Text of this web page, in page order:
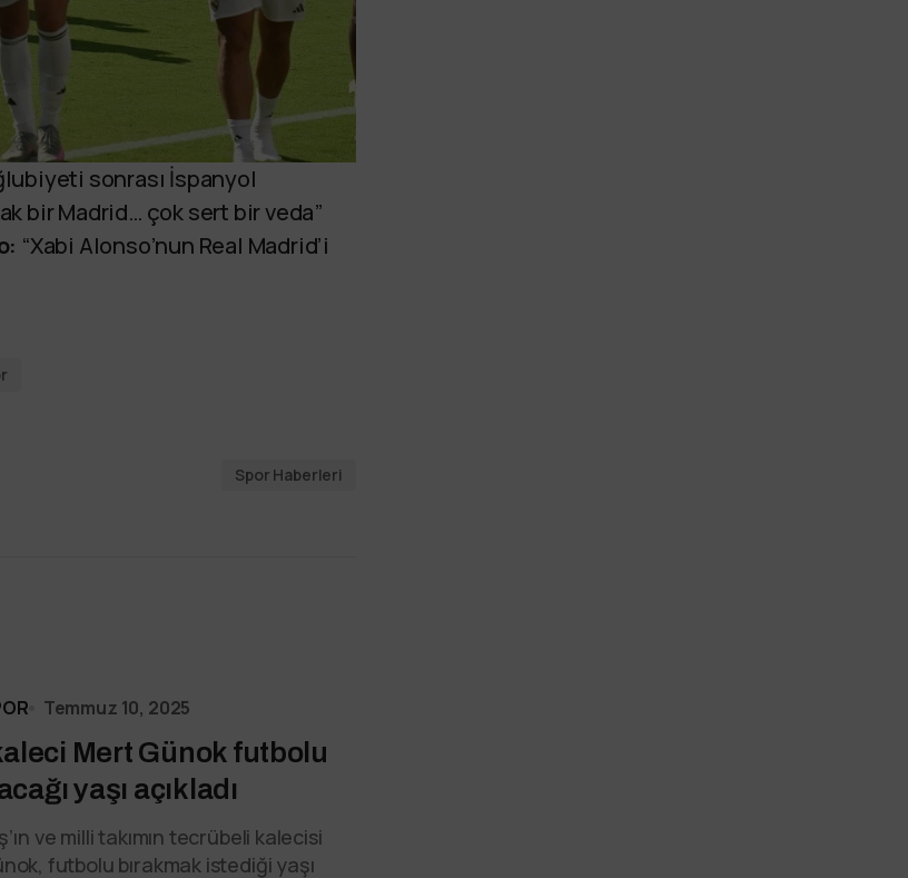
sonrası İspanyol
bir Madrid… çok sert bir veda”
“Xabi Alonso’nun Real Madrid’i
Spor Haberleri
Temmuz 10, 2025
Mert Günok futbolu
yaşı açıkladı
ve milli takımın tecrübeli kalecisi
futbolu bırakmak istediği yaşı